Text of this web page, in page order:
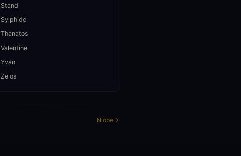
Stand
Sylphide
Thanatos
Valentine
Yvan
Zelos
Niobe